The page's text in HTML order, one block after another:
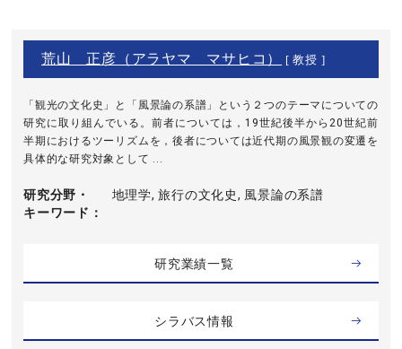
荒山 正彦（アラヤマ マサヒコ） [ 教授 ]
「観光の文化史」と「風景論の系譜」という２つのテーマについての
研究に取り組んでいる。前者については，19世紀後半から20世紀前
半期におけるツーリズムを，後者については近代期の風景観の変遷を
具体的な研究対象として ...
研究分野・
キーワード
地理学, 旅行の文化史, 風景論の系譜
研究業績一覧
シラバス情報